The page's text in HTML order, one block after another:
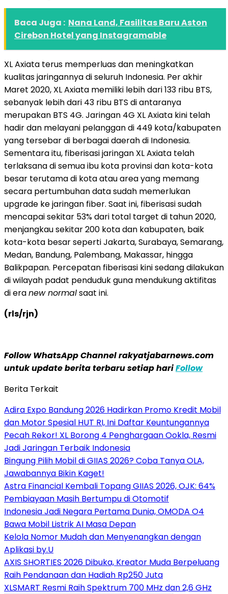
Baca Juga : Nana Land, Fasilitas Baru Aston
Cirebon Hotel yang Instagramable
XL Axiata terus memperluas dan meningkatkan
kualitas jaringannya di seluruh Indonesia. Per akhir
Maret 2020, XL Axiata memiliki lebih dari 133 ribu BTS,
sebanyak lebih dari 43 ribu BTS di antaranya
merupakan BTS 4G. Jaringan 4G XL Axiata kini telah
hadir dan melayani pelanggan di 449 kota/kabupaten
yang tersebar di berbagai daerah di Indonesia.
Sementara itu, fiberisasi jaringan XL Axiata telah
terlaksana di semua ibu kota provinsi dan kota-kota
besar terutama di kota atau area yang memang
secara pertumbuhan data sudah memerlukan
upgrade ke jaringan fiber. Saat ini, fiberisasi sudah
mencapai sekitar 53% dari total target di tahun 2020,
menjangkau sekitar 200 kota dan kabupaten, baik
kota-kota besar seperti Jakarta, Surabaya, Semarang,
Medan, Bandung, Palembang, Makassar, hingga
Balikpapan. Percepatan fiberisasi kini sedang dilakukan
di wilayah padat penduduk guna mendukung aktifitas
di eranew normalsaat ini.
(rls/rjn)
Follow WhatsApp Channel rakyatjabarnews.com
untuk update berita terbaru setiap hariFollow
Berita Terkait
Adira Expo Bandung 2026 Hadirkan Promo Kredit Mobil
dan Motor Spesial HUT RI, Ini Daftar Keuntungannya
Pecah Rekor! XL Borong 4 Penghargaan Ookla, Resmi
Jadi Jaringan Terbaik Indonesia
Bingung Pilih Mobil di GIIAS 2026? Coba Tanya OLA,
Jawabannya Bikin Kaget!
Astra Financial Kembali Topang GIIAS 2026, OJK: 64%
Pembiayaan Masih Bertumpu di Otomotif
Indonesia Jadi Negara Pertama Dunia, OMODA O4
Bawa Mobil Listrik AI Masa Depan
Kelola Nomor Mudah dan Menyenangkan dengan
Aplikasi by.U
AXIS SHORTIES 2026 Dibuka, Kreator Muda Berpeluang
Raih Pendanaan dan Hadiah Rp250 Juta
XLSMART Resmi Raih Spektrum 700 MHz dan 2,6 GHz